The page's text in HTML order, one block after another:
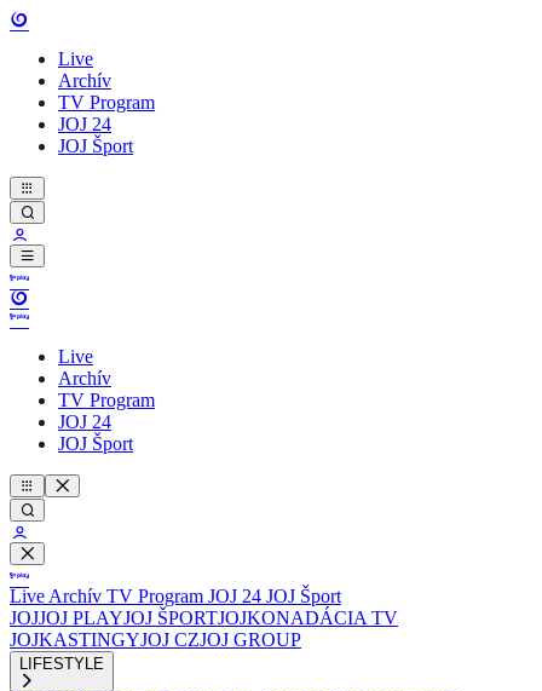
Live
Archív
TV Program
JOJ 24
JOJ Šport
Live
Archív
TV Program
JOJ 24
JOJ Šport
Live Archív TV Program JOJ 24 JOJ Šport
JOJJOJ PLAYJOJ ŠPORTJOJKONADÁCIA TV
JOJKASTINGYJOJ CZJOJ GROUP
LIFESTYLE